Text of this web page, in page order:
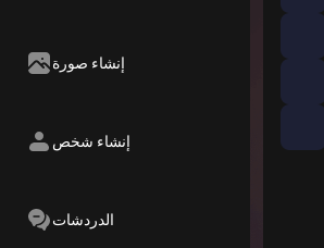
إنشاء صورة
إنشاء شخص
الدردشات